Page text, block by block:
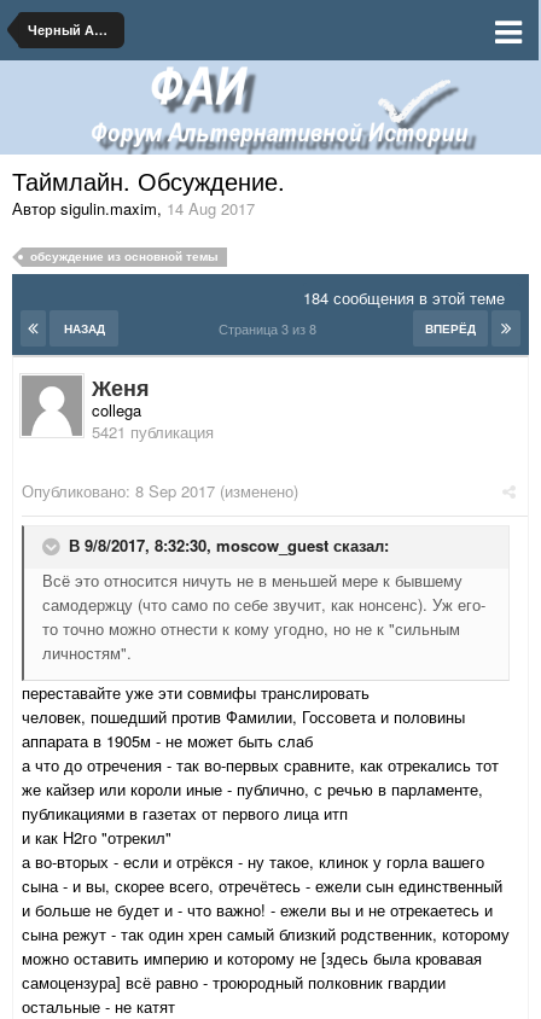
Черный Август 1917
Таймлайн. Обсуждение.
Автор sigulin.maxim, 14 Aug 2017
обсуждение из основной темы
184 сообщения в этой теме
НАЗАД ВПЕРЁД
Страница 3 из 8
Женя
collega
5421 публикация
Опубликовано: 8 Sep 2017 (изменено)
В 9/8/2017, 8:32:30, moscow_guest сказал:
Всё это относится ничуть не в меньшей мере к бывшему
самодержцу (что само по себе звучит, как нонсенс). Уж его-
то точно можно отнести к кому угодно, но не к "сильным
личностям".
переставайте уже эти совмифы транслировать
человек, пошедший против Фамилии, Госсовета и половины
аппарата в 1905м - не может быть слаб
а что до отречения - так во-первых сравните, как отрекались тот
же кайзер или короли иные - публично, с речью в парламенте,
публикациями в газетах от первого лица итп
и как Н2го "отрекил"
а во-вторых - если и отрёкся - ну такое, клинок у горла вашего
сына - и вы, скорее всего, отречётесь - ежели сын единственный
и больше не будет и - что важно! - ежели вы и не отрекаетесь и
сына режут - так один хрен самый близкий родственник, которому
можно оставить империю и которому не [здесь была кровавая
самоцензура] всё равно - троюродный полковник гвардии
остальные - не катят